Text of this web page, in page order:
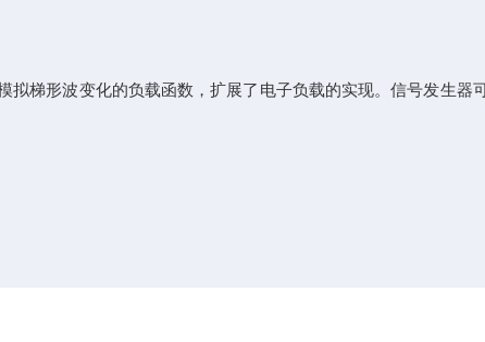
形波变化的负载函数，扩展了电子负载的实现。信号发生器